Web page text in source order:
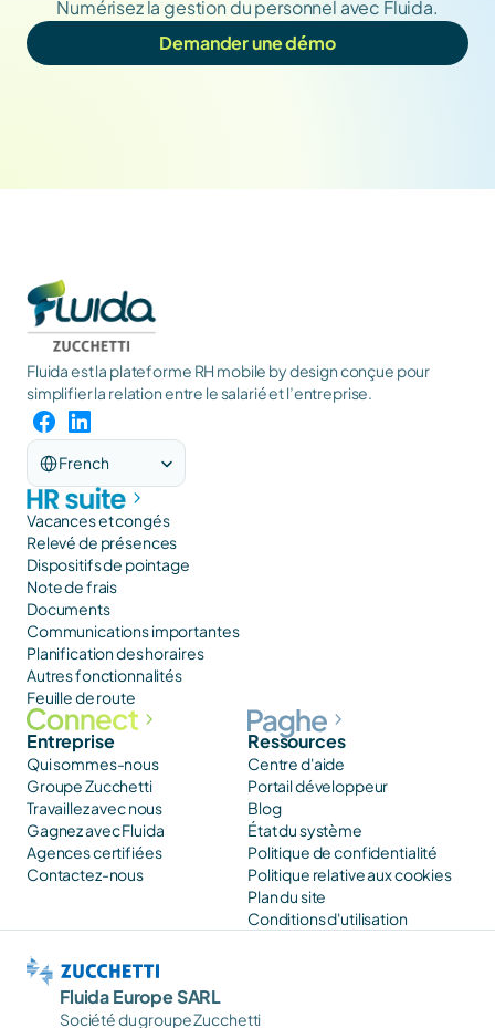
Numérisez la gestion du personnel avec Fluida.
Demander une démo
Fluida est la plateforme RH mobile by design conçue pour
simplifier la relation entre le salarié et l’entreprise.
Select Language
French
Vacances et congés
Relevé de présences
Dispositifs de pointage
Note de frais
Documents
Communications importantes
Planification des horaires
Autres fonctionnalités
Feuille de route
Entreprise
Qui sommes-nous
Groupe Zucchetti
Travaillez avec nous
Gagnez avec Fluida
Agences certifiées
Contactez-nous
Ressources
Centre d'aide
Portail développeur
Blog
État du système
Politique de confidentialité
Politique relative aux cookies
Plan du site
Conditions d'utilisation
Fluida Europe SARL
Société du groupe Zucchetti